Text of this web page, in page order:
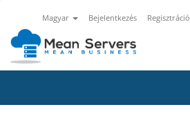
Magyar Bejelentkezés Regisztráció